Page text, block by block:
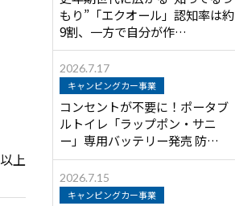
以上
もり”「エクオール」認知率は約
9割、一方で自分が作…
2026.7.17
キャンピングカー事業
コンセントが不要に！ポータブ
ルトイレ「ラップポン・サニ
ー」専用バッテリー発売 防…
2026.7.15
キャンピングカー事業